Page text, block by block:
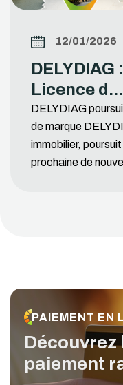
12/01/2026
Licence d...
DELYDIAG
de marque
immobilier,
prochaine de
PAIEMENT EN
Découvrez
paiement